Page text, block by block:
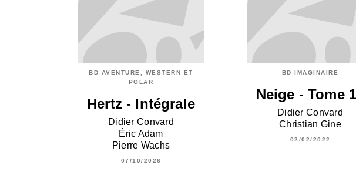
BD AVENTURE, WESTERN ET
POLAR
Hertz - Intégrale
Didier Convard
Éric Adam
Pierre Wachs
07/10/2026
BD IMAGINAIRE
Neige - Tome
Didier Convard
Christian Gine
02/02/2022